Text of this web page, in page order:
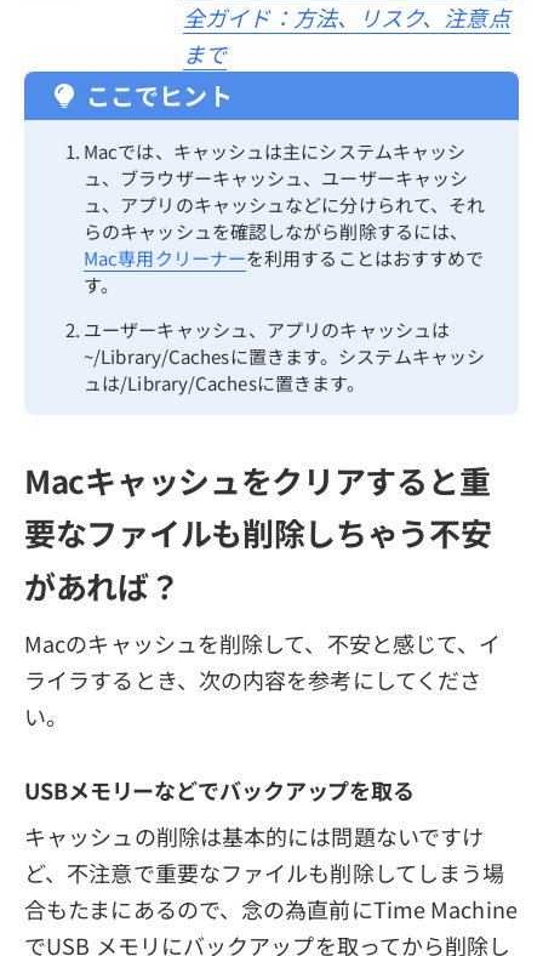
全ガイド：方法、リスク、注意点
まで
ここでヒント
Macでは、キャッシュは主にシステムキャッシ
ュ、ブラウザーキャッシュ、ユーザーキャッシ
ュ、アプリのキャッシュなどに分けられて、それ
らのキャッシュを確認しながら削除するには、
Mac専用クリーナーを利用することはおすすめで
す。
ユーザーキャッシュ、アプリのキャッシュは
~/Library/Cachesに置きます。システムキャッシ
ュは/Library/Cachesに置きます。
Macキャッシュをクリアすると重
要なファイルも削除しちゃう不安
があれば？
Macのキャッシュを削除して、不安と感じて、イ
ライラするとき、次の内容を参考にしてくださ
い。
USBメモリーなどでバックアップを取る
キャッシュの削除は基本的には問題ないですけ
ど、不注意で重要なファイルも削除してしまう場
合もたまにあるので、念の為直前にTime Machine
でUSB メモリにバックアップを取ってから削除し